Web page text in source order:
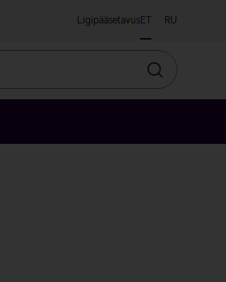
LigipääsetavusET RU
Otsin